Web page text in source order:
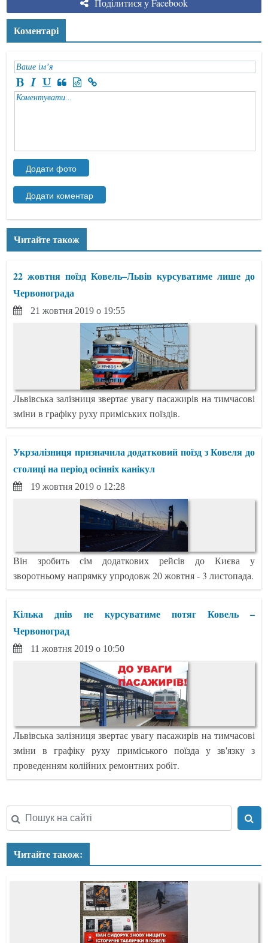
Коментарі
Читайте також
22 жовтня поїзд Ковель–Львів курсуватиме лише до
Червонограда
21 жовтня 2019 о 19:55
Львівська залізниця звертає увагу пасажирів на тимчасові
зміни в графіку руху приміських поїздів.
Укрзалізниця призначила додатковий поїзд з Ковеля до
столиці на період осінніх канікул
19 жовтня 2019 о 12:28
Він зробить сім додаткових рейсів до Києва у
зворотньому напрямку упродовж 20 жовтня - 3 листопада.
Кілька днів не курсуватиме потяг Ковель –
Червоноград
11 жовтня 2019 о 10:50
Львівська залізниця звертає увагу пасажирів на тимчасові
зміни в графіку руху приміського поїзда у зв'язку з
проведенням колійних ремонтних робіт.
Читайте також: